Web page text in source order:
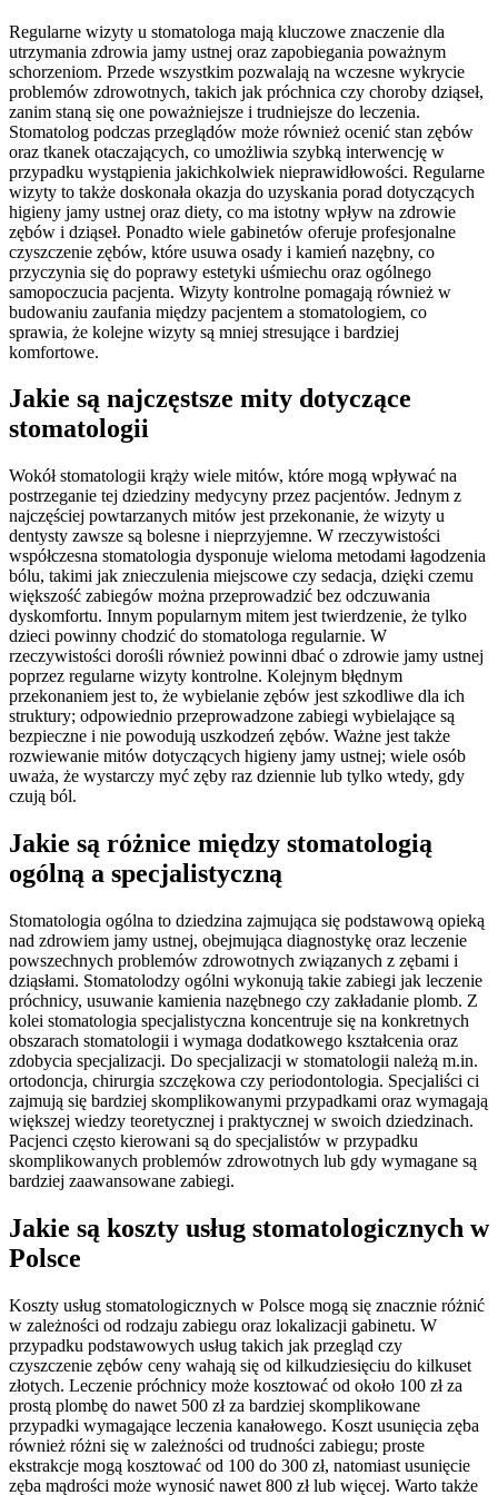
Regularne wizyty u stomatologa mają kluczowe znaczenie dla
utrzymania zdrowia jamy ustnej oraz zapobiegania poważnym
schorzeniom. Przede wszystkim pozwalają na wczesne wykrycie
problemów zdrowotnych, takich jak próchnica czy choroby dziąseł,
zanim staną się one poważniejsze i trudniejsze do leczenia.
Stomatolog podczas przeglądów może również ocenić stan zębów
oraz tkanek otaczających, co umożliwia szybką interwencję w
przypadku wystąpienia jakichkolwiek nieprawidłowości. Regularne
wizyty to także doskonała okazja do uzyskania porad dotyczących
higieny jamy ustnej oraz diety, co ma istotny wpływ na zdrowie
zębów i dziąseł. Ponadto wiele gabinetów oferuje profesjonalne
czyszczenie zębów, które usuwa osady i kamień nazębny, co
przyczynia się do poprawy estetyki uśmiechu oraz ogólnego
samopoczucia pacjenta. Wizyty kontrolne pomagają również w
budowaniu zaufania między pacjentem a stomatologiem, co
sprawia, że kolejne wizyty są mniej stresujące i bardziej
komfortowe.
Jakie są najczęstsze mity dotyczące
stomatologii
Wokół stomatologii krąży wiele mitów, które mogą wpływać na
postrzeganie tej dziedziny medycyny przez pacjentów. Jednym z
najczęściej powtarzanych mitów jest przekonanie, że wizyty u
dentysty zawsze są bolesne i nieprzyjemne. W rzeczywistości
współczesna stomatologia dysponuje wieloma metodami łagodzenia
bólu, takimi jak znieczulenia miejscowe czy sedacja, dzięki czemu
większość zabiegów można przeprowadzić bez odczuwania
dyskomfortu. Innym popularnym mitem jest twierdzenie, że tylko
dzieci powinny chodzić do stomatologa regularnie. W
rzeczywistości dorośli również powinni dbać o zdrowie jamy ustnej
poprzez regularne wizyty kontrolne. Kolejnym błędnym
przekonaniem jest to, że wybielanie zębów jest szkodliwe dla ich
struktury; odpowiednio przeprowadzone zabiegi wybielające są
bezpieczne i nie powodują uszkodzeń zębów. Ważne jest także
rozwiewanie mitów dotyczących higieny jamy ustnej; wiele osób
uważa, że wystarczy myć zęby raz dziennie lub tylko wtedy, gdy
czują ból.
Jakie są różnice między stomatologią
ogólną a specjalistyczną
Stomatologia ogólna to dziedzina zajmująca się podstawową opieką
nad zdrowiem jamy ustnej, obejmująca diagnostykę oraz leczenie
powszechnych problemów zdrowotnych związanych z zębami i
dziąsłami. Stomatolodzy ogólni wykonują takie zabiegi jak leczenie
próchnicy, usuwanie kamienia nazębnego czy zakładanie plomb. Z
kolei stomatologia specjalistyczna koncentruje się na konkretnych
obszarach stomatologii i wymaga dodatkowego kształcenia oraz
zdobycia specjalizacji. Do specjalizacji w stomatologii należą m.in.
ortodoncja, chirurgia szczękowa czy periodontologia. Specjaliści ci
zajmują się bardziej skomplikowanymi przypadkami oraz wymagają
większej wiedzy teoretycznej i praktycznej w swoich dziedzinach.
Pacjenci często kierowani są do specjalistów w przypadku
skomplikowanych problemów zdrowotnych lub gdy wymagane są
bardziej zaawansowane zabiegi.
Jakie są koszty usług stomatologicznych w
Polsce
Koszty usług stomatologicznych w Polsce mogą się znacznie różnić
w zależności od rodzaju zabiegu oraz lokalizacji gabinetu. W
przypadku podstawowych usług takich jak przegląd czy
czyszczenie zębów ceny wahają się od kilkudziesięciu do kilkuset
złotych. Leczenie próchnicy może kosztować od około 100 zł za
prostą plombę do nawet 500 zł za bardziej skomplikowane
przypadki wymagające leczenia kanałowego. Koszt usunięcia zęba
również różni się w zależności od trudności zabiegu; proste
ekstrakcje mogą kosztować od 100 do 300 zł, natomiast usunięcie
zęba mądrości może wynosić nawet 800 zł lub więcej. Warto także